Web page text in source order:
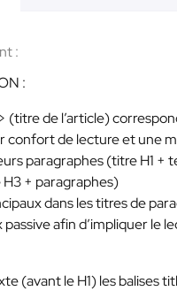
:
:
(titre de l’article)
confort de lecture et une
paragraphes (titre H1 +
+ paragraphes)
dans les titres de
passive afin d’impliquer le
(avant le H1) les balises